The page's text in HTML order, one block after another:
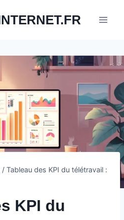
/ Tableau des KPI du télétravail :
KPI du